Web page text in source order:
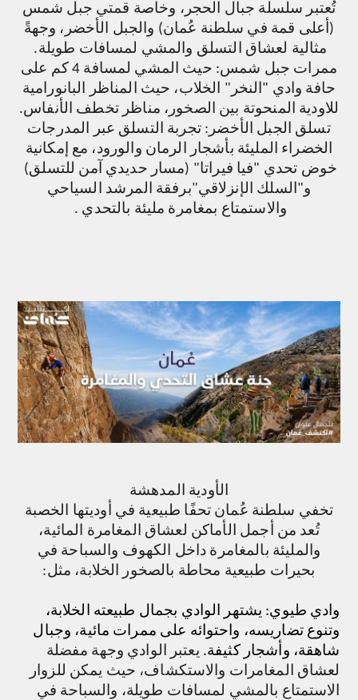
تُعتبر سلسلة جبال الحجر، وخاصة قمتي جبل شمس
(أعلى قمة في سلطنة عُمان) والجبل الأخضر، وجهةً
مثالية لعشاق التسلق والمشي لمسافات طويلة.
ممرات جبل شمس: حيث المشي لمسافة 4 كم على
حافة وادي "النخر" الخلاب، حيث المناظر البانورامية
للاودية المنحوتة بين الصخور، مناظر تخطف الأنفاس.
تسلق الجبل الأخضر: تجربة التسلق عبر المدرجات
الخضراء المليئة بأشجار الرمان والورود، مع إمكانية
خوض تحدي "فيا فيراتا" (مسار حديدي آمن للتسلق)
و"السلك الإنزلاقي"برفقة المرشد السياحي
والاستمتاع بمغامرة مليئة بالتحدي .
الأودية المدهشة
تخفي سلطنة عُمان تحفًا طبيعية في أوديتها الخصبة
تُعد من أجمل الأماكن لعشاق المغامرة المائية،
والمليئة بالمغامرة داخل الكهوف والسباحة في
بحيرات طبيعية محاطة بالصخور الخلابة، مثل:
وادي طيوي: يشتهر الوادي بجمال طبيعته الخلابة،
وتنوع تضاريسه، واحتوائه على ممرات مائية، وجبال
شاهقة، وأشجار كثيفة. يعتبر الوادي وجهة مفضلة
لعشاق المغامرات والاستكشاف، حيث يمكن للزوار
الاستمتاع بالمشي لمسافات طويلة، والسباحة في